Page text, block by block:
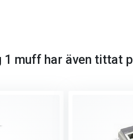
1 muff har även tittat